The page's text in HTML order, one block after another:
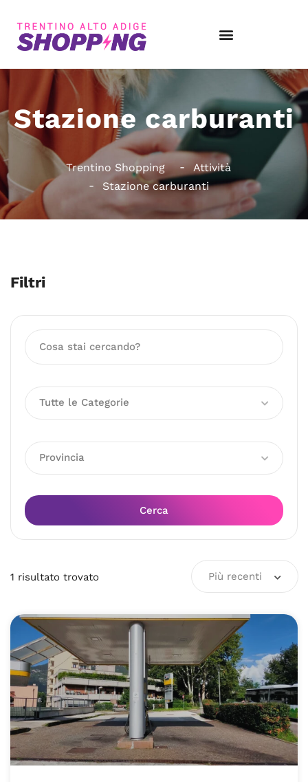
Stazione carburanti
Trentino Shopping
Attività
Stazione carburanti
Filtri
Tutte le Categorie
Provincia
Cerca
1 risultato trovato Più recenti